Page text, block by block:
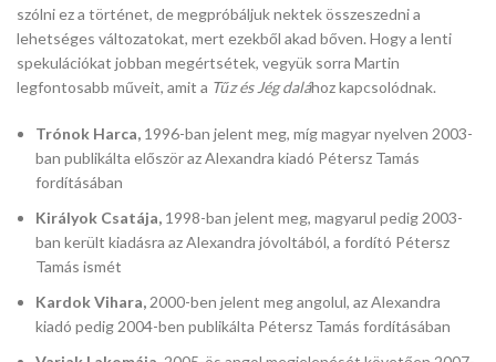
szólni ez a történet, de megpróbáljuk nektek összeszedni a
lehetséges változatokat, mert ezekből akad bőven. Hogy a lenti
spekulációkat jobban megértsétek, vegyük sorra Martin
legfontosabb műveit, amit a Tűz és Jég dalához kapcsolódnak.
Trónok Harca, 1996-ban jelent meg, míg magyar nyelven 2003-
ban publikálta először az Alexandra kiadó Pétersz Tamás
fordításában
Királyok Csatája, 1998-ban jelent meg, magyarul pedig 2003-
ban került kiadásra az Alexandra jóvoltából, a fordító Pétersz
Tamás ismét
Kardok Vihara, 2000-ben jelent meg angolul, az Alexandra
kiadó pedig 2004-ben publikálta Pétersz Tamás fordításában